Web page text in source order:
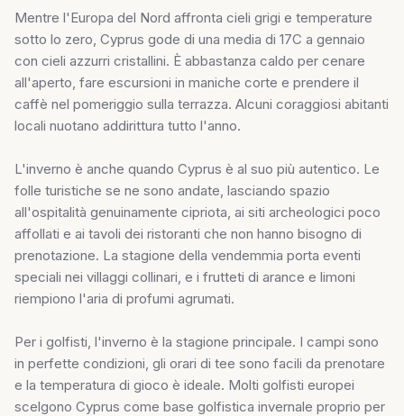
Mentre l'Europa del Nord affronta cieli grigi e temperature
sotto lo zero, Cyprus gode di una media di 17C a gennaio
con cieli azzurri cristallini. È abbastanza caldo per cenare
all'aperto, fare escursioni in maniche corte e prendere il
caffè nel pomeriggio sulla terrazza. Alcuni coraggiosi abitanti
locali nuotano addirittura tutto l'anno.
L'inverno è anche quando Cyprus è al suo più autentico. Le
folle turistiche se ne sono andate, lasciando spazio
all'ospitalità genuinamente cipriota, ai siti archeologici poco
affollati e ai tavoli dei ristoranti che non hanno bisogno di
prenotazione. La stagione della vendemmia porta eventi
speciali nei villaggi collinari, e i frutteti di arance e limoni
riempiono l'aria di profumi agrumati.
Per i golfisti, l'inverno è la stagione principale. I campi sono
in perfette condizioni, gli orari di tee sono facili da prenotare
e la temperatura di gioco è ideale. Molti golfisti europei
scelgono Cyprus come base golfistica invernale proprio per